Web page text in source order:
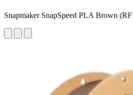
Snapmaker SnapSpeed PLA Brown